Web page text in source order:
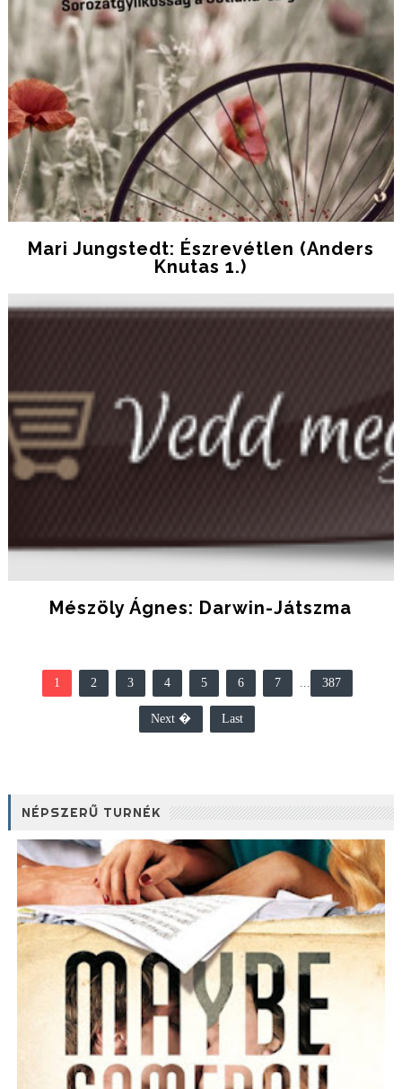
Mari Jungstedt: Észrevétlen (Anders
Knutas 1.)
Mészöly Ágnes: Darwin-Játszma
1 2 3 4 5 6 7 ... 387
Next � Last
NÉPSZERŰ TURNÉK